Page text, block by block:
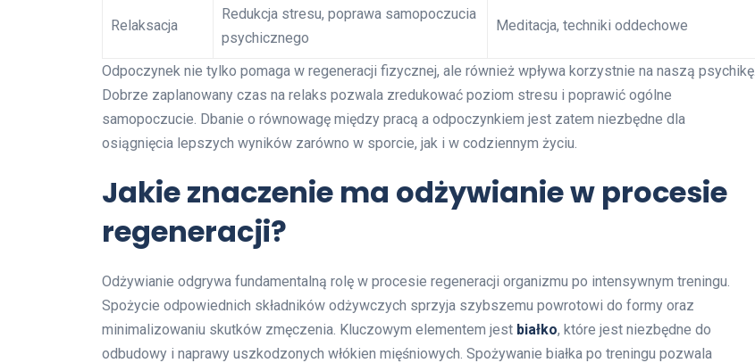
Relaksacja
Redukcja stresu, poprawa samopoczucia
psychicznego
Meditacja, techniki oddechowe
Odpoczynek nie tylko pomaga w regeneracji fizycznej, ale również wpływa korzystnie na naszą psychikę.
Dobrze zaplanowany czas na relaks pozwala zredukować poziom stresu i poprawić ogólne
samopoczucie. Dbanie o równowagę między pracą a odpoczynkiem jest zatem niezbędne dla
osiągnięcia lepszych wyników zarówno w sporcie, jak i w codziennym życiu.
Jakie znaczenie ma odżywianie w procesie
regeneracji?
Odżywianie odgrywa fundamentalną rolę w procesie regeneracji organizmu po intensywnym treningu.
Spożycie odpowiednich składników odżywczych sprzyja szybszemu powrotowi do formy oraz
minimalizowaniu skutków zmęczenia. Kluczowym elementem jest białko, które jest niezbędne do
odbudowy i naprawy uszkodzonych włókien mięśniowych. Spożywanie białka po treningu pozwala